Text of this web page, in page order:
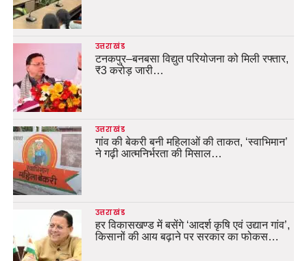
उत्तराखंड
टनकपुर–बनबसा विद्युत परियोजना को मिली रफ्तार,
₹3 करोड़ जारी…
उत्तराखंड
गांव की बेकरी बनी महिलाओं की ताकत, ‘स्वाभिमान’
ने गढ़ी आत्मनिर्भरता की मिसाल…
उत्तराखंड
हर विकासखण्ड में बसेंगे ‘आदर्श कृषि एवं उद्यान गांव’,
किसानों की आय बढ़ाने पर सरकार का फोकस…